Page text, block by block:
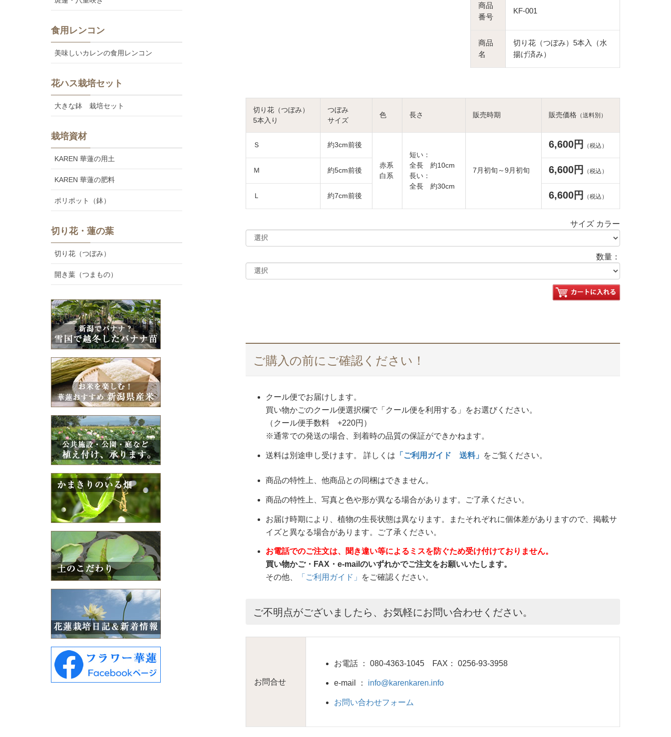
商品
番号
KF-001
商品
名
切り花（つぼみ）5本入（水
揚げ済み）
切り花（つぼみ）
5本入り
つぼみ
サイズ
色 長さ 販売時期 販売価格（送料別）
Ｓ 約3cm前後
赤系
白系
短い：
全長 約10cm
長い：
全長 約30cm
7月初旬～9月初旬
6,600円 （税込）
Ｍ 約5cm前後 6,600円 （税込）
Ｌ 約7cm前後 6,600円 （税込）
サイズ カラー
数量：
ご購入の前にご確認ください！
クール便でお届けします。
買い物かごのクール便選択欄で「クール便を利用する」をお選びください。
（クール便手数料 +220円）
※通常での発送の場合、到着時の品質の保証ができかねます。
送料は別途申し受けます。 詳しくは 「ご利用ガイド 送料」 をご覧ください。
商品の特性上、他商品との同梱はできません。
商品の特性上、写真と色や形が異なる場合があります。ご了承ください。
お届け時期により、植物の生長状態は異なります。またそれぞれに個体差がありますので、掲載サ
イズと異なる場合があります。ご了承ください。
お電話でのご注文は、聞き違い等によるミスを防ぐため受け付けておりません。
買い物かご・FAX・e-mailのいずれかでご注文をお願いいたします。
その他、
「ご利用ガイド」 をご確認ください。
ご不明点がございましたら、お気軽にお問い合わせください。
お問合せ
お電話 ： 080-4363-1045 FAX： 0256-93-3958
e-mail ： info@karenkaren.info
お問い合わせフォーム
食用レンコン
美味しいカレンの食用レンコン
花ハス栽培セット
大きな鉢 栽培セット
栽培資材
KAREN 華蓮の用土
KAREN 華蓮の肥料
ポリポット（鉢）
切り花・蓮の葉
切り花（つぼみ）
開き葉（つまもの）